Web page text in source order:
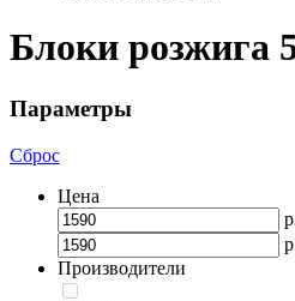
Блоки розжига
Параметры
Сброс
Цена
Производители